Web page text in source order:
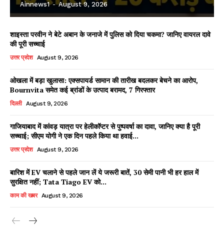
Facebook
X WhatsApp
Share
Read Latest News on AIN
Ainnews1 - August 9, 2026
शाइस्ता परवीन ने बेटे अबान के जनाजे में पुलिस को दिया चकमा? जानिए वायरल दावे
की पूरी सच्चाई
उत्तर प्रदेश August 9, 2026
ओखला में बड़ा खुलासा: एक्सपायर्ड सामान की तारीख बदलकर बेचने का आरोप,
Bournvita समेत कई ब्रांडों के उत्पाद बरामद, 7 गिरफ्तार
दिल्ली August 9, 2026
गाजियाबाद में कांवड़ यात्रा पर हेलीकॉप्टर से पुष्पवर्षा का दावा, जानिए क्या है पूरी
सच्चाई; सीएम योगी ने एक दिन पहले किया था हवाई...
उत्तर प्रदेश August 9, 2026
बारिश में EV चलाने से पहले जान लें ये जरूरी बातें, 30 सेमी पानी भी हर हाल में
सुरक्षित नहीं; Tata Tiago EV को...
काम की खबर August 9, 2026